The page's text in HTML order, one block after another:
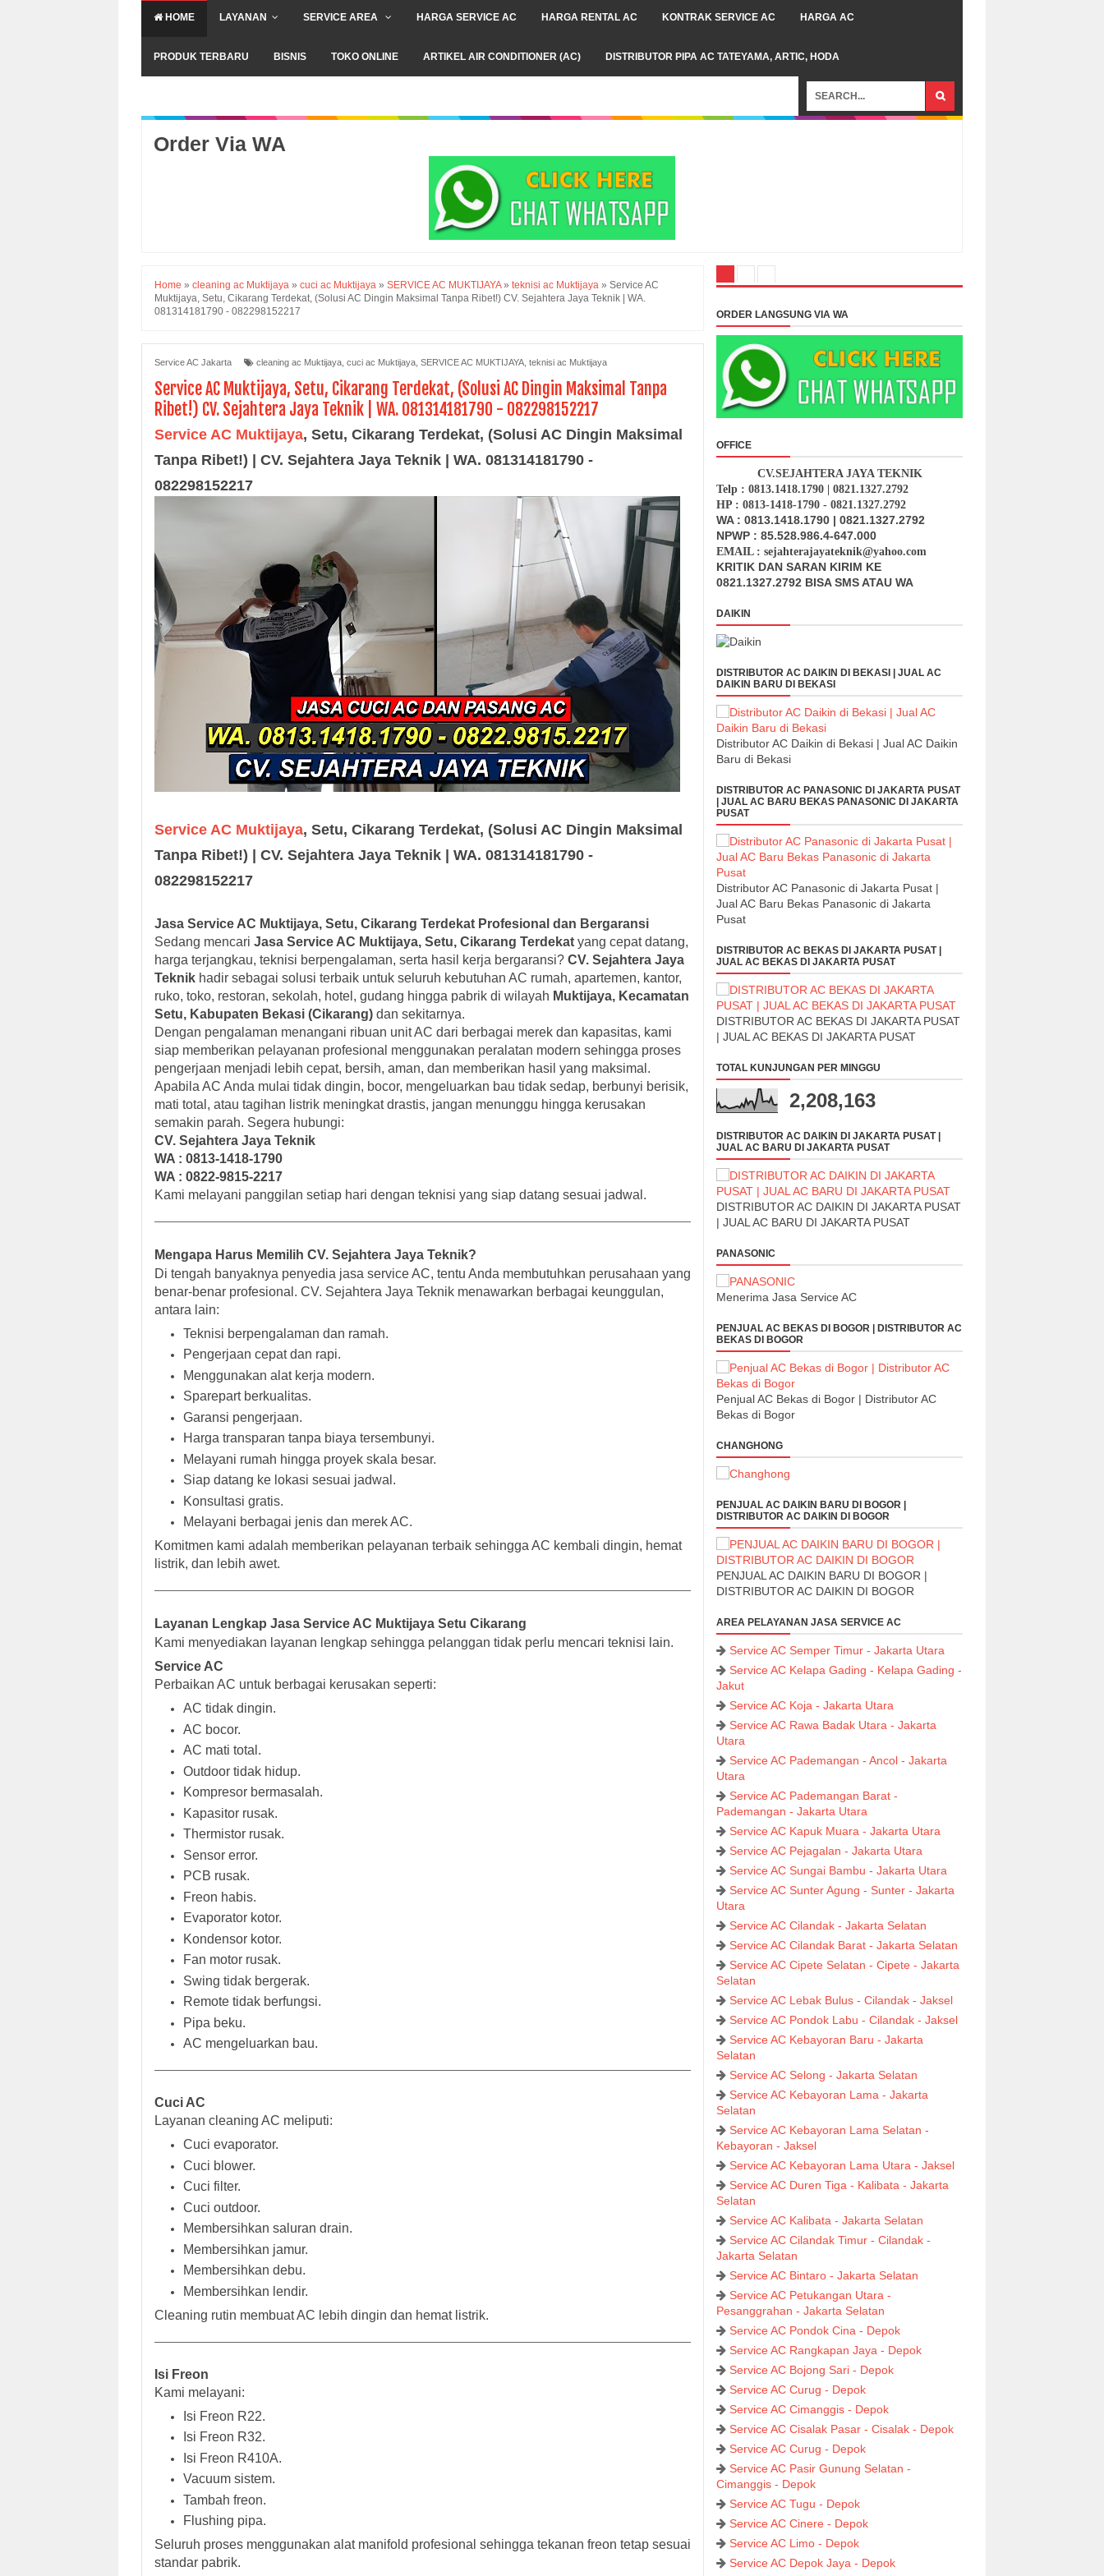
HOME LAYANAN SERVICE AREA HARGA SERVICE AC HARGA RENTAL AC KONTRAK SERVICE AC HARGA AC
PRODUK TERBARU BISNIS TOKO ONLINE ARTIKEL AIR CONDITIONER (AC) DISTRIBUTOR PIPA AC TATEYAMA, ARTIC, HODA
Order Via WA
Home » cleaning ac Muktijaya » cuci ac Muktijaya » SERVICE AC MUKTIJAYA» teknisi ac Muktijaya » Service AC
Muktijaya, Setu, Cikarang Terdekat, (Solusi AC Dingin Maksimal Tanpa Ribet!) CV. Sejahtera Jaya Teknik | WA.
081314181790 - 082298152217
Service AC Jakarta cleaning ac Muktijaya cuci ac Muktijaya SERVICE AC MUKTIJAYA teknisi ac Muktijaya
Service AC Muktijaya, Setu, Cikarang Terdekat, (Solusi AC Dingin Maksimal Tanpa
Ribet!) CV. Sejahtera Jaya Teknik | WA. 081314181790 - 082298152217
Service AC Muktijaya, Setu, Cikarang Terdekat, (Solusi AC Dingin Maksimal
Tanpa Ribet!) | CV. Sejahtera Jaya Teknik | WA. 081314181790 -
082298152217
Service AC Muktijaya, Setu, Cikarang Terdekat, (Solusi AC Dingin Maksimal
Tanpa Ribet!) | CV. Sejahtera Jaya Teknik | WA. 081314181790 -
082298152217
Jasa Service AC Muktijaya, Setu, Cikarang Terdekat Profesional dan Bergaransi
Sedang mencari Jasa Service AC Muktijaya, Setu, Cikarang Terdekat yang cepat datang,
harga terjangkau, teknisi berpengalaman, serta hasil kerja bergaransi? CV. Sejahtera Jaya
Teknik hadir sebagai solusi terbaik untuk seluruh kebutuhan AC rumah, apartemen, kantor,
ruko, toko, restoran, sekolah, hotel, gudang hingga pabrik di wilayah Muktijaya, Kecamatan
Setu, Kabupaten Bekasi (Cikarang) dan sekitarnya.
Dengan pengalaman menangani ribuan unit AC dari berbagai merek dan kapasitas, kami
siap memberikan pelayanan profesional menggunakan peralatan modern sehingga proses
pengerjaan menjadi lebih cepat, bersih, aman, dan memberikan hasil yang maksimal.
Apabila AC Anda mulai tidak dingin, bocor, mengeluarkan bau tidak sedap, berbunyi berisik,
mati total, atau tagihan listrik meningkat drastis, jangan menunggu hingga kerusakan
semakin parah. Segera hubungi:
CV. Sejahtera Jaya Teknik
WA : 0813-1418-1790
WA : 0822-9815-2217
Kami melayani panggilan setiap hari dengan teknisi yang siap datang sesuai jadwal.
Mengapa Harus Memilih CV. Sejahtera Jaya Teknik?
Di tengah banyaknya penyedia jasa service AC, tentu Anda membutuhkan perusahaan yang
benar-benar profesional. CV. Sejahtera Jaya Teknik menawarkan berbagai keunggulan,
antara lain:
Teknisi berpengalaman dan ramah.
Pengerjaan cepat dan rapi.
Menggunakan alat kerja modern.
Sparepart berkualitas.
Garansi pengerjaan.
Harga transparan tanpa biaya tersembunyi.
Melayani rumah hingga proyek skala besar.
Siap datang ke lokasi sesuai jadwal.
Konsultasi gratis.
Melayani berbagai jenis dan merek AC.
Komitmen kami adalah memberikan pelayanan terbaik sehingga AC kembali dingin, hemat
listrik, dan lebih awet.
Layanan Lengkap Jasa Service AC Muktijaya Setu Cikarang
Kami menyediakan layanan lengkap sehingga pelanggan tidak perlu mencari teknisi lain.
Service AC
Perbaikan AC untuk berbagai kerusakan seperti:
AC tidak dingin.
AC bocor.
AC mati total.
Outdoor tidak hidup.
Kompresor bermasalah.
Kapasitor rusak.
Thermistor rusak.
Sensor error.
PCB rusak.
Freon habis.
Evaporator kotor.
Kondensor kotor.
Fan motor rusak.
Swing tidak bergerak.
Remote tidak berfungsi.
Pipa beku.
AC mengeluarkan bau.
Cuci AC
Layanan cleaning AC meliputi:
Cuci evaporator.
Cuci blower.
Cuci filter.
Cuci outdoor.
Membersihkan saluran drain.
Membersihkan jamur.
Membersihkan debu.
Membersihkan lendir.
Cleaning rutin membuat AC lebih dingin dan hemat listrik.
Isi Freon
Kami melayani:
Isi Freon R22.
Isi Freon R32.
Isi Freon R410A.
Vacuum sistem.
Tambah freon.
Flushing pipa.
Seluruh proses menggunakan alat manifold profesional sehingga tekanan freon tetap sesuai
standar pabrik.
ORDER LANGSUNG VIA WA
OFFICE
CV.SEJAHTERA JAYA TEKNIK
Telp : 0813.1418.1790 | 0821.1327.2792
HP : 0813-1418-1790 - 0821.1327.2792
WA : 0813.1418.1790 | 0821.1327.2792
NPWP : 85.528.986.4-647.000
EMAIL : sejahterajayateknik@yahoo.com
KRITIK DAN SARAN KIRIM KE
0821.1327.2792 BISA SMS ATAU WA
DAIKIN
DISTRIBUTOR AC DAIKIN DI BEKASI | JUAL AC
DAIKIN BARU DI BEKASI
Distributor AC Daikin di Bekasi | Jual AC Daikin
Baru di Bekasi
DISTRIBUTOR AC PANASONIC DI JAKARTA PUSAT
| JUAL AC BARU BEKAS PANASONIC DI JAKARTA
PUSAT
Distributor AC Panasonic di Jakarta Pusat |
Jual AC Baru Bekas Panasonic di Jakarta
Pusat
DISTRIBUTOR AC BEKAS DI JAKARTA PUSAT |
JUAL AC BEKAS DI JAKARTA PUSAT
DISTRIBUTOR AC BEKAS DI JAKARTA PUSAT
| JUAL AC BEKAS DI JAKARTA PUSAT
TOTAL KUNJUNGAN PER MINGGU
2,208,163
DISTRIBUTOR AC DAIKIN DI JAKARTA PUSAT |
JUAL AC BARU DI JAKARTA PUSAT
DISTRIBUTOR AC DAIKIN DI JAKARTA PUSAT
| JUAL AC BARU DI JAKARTA PUSAT
PANASONIC
Menerima Jasa Service AC
PENJUAL AC BEKAS DI BOGOR | DISTRIBUTOR AC
BEKAS DI BOGOR
Penjual AC Bekas di Bogor | Distributor AC
Bekas di Bogor
CHANGHONG
PENJUAL AC DAIKIN BARU DI BOGOR |
DISTRIBUTOR AC DAIKIN DI BOGOR
PENJUAL AC DAIKIN BARU DI BOGOR |
DISTRIBUTOR AC DAIKIN DI BOGOR
AREA PELAYANAN JASA SERVICE AC
Service AC Semper Timur - Jakarta Utara
Service AC Kelapa Gading - Kelapa Gading -
Jakut
Service AC Koja - Jakarta Utara
Service AC Rawa Badak Utara - Jakarta
Utara
Service AC Pademangan - Ancol - Jakarta
Utara
Service AC Pademangan Barat -
Pademangan - Jakarta Utara
Service AC Kapuk Muara - Jakarta Utara
Service AC Pejagalan - Jakarta Utara
Service AC Sungai Bambu - Jakarta Utara
Service AC Sunter Agung - Sunter - Jakarta
Utara
Service AC Cilandak - Jakarta Selatan
Service AC Cilandak Barat - Jakarta Selatan
Service AC Cipete Selatan - Cipete - Jakarta
Selatan
Service AC Lebak Bulus - Cilandak - Jaksel
Service AC Pondok Labu - Cilandak - Jaksel
Service AC Kebayoran Baru - Jakarta
Selatan
Service AC Selong - Jakarta Selatan
Service AC Kebayoran Lama - Jakarta
Selatan
Service AC Kebayoran Lama Selatan -
Kebayoran - Jaksel
Service AC Kebayoran Lama Utara - Jaksel
Service AC Duren Tiga - Kalibata - Jakarta
Selatan
Service AC Kalibata - Jakarta Selatan
Service AC Cilandak Timur - Cilandak -
Jakarta Selatan
Service AC Bintaro - Jakarta Selatan
Service AC Petukangan Utara -
Pesanggrahan - Jakarta Selatan
Service AC Pondok Cina - Depok
Service AC Rangkapan Jaya - Depok
Service AC Bojong Sari - Depok
Service AC Curug - Depok
Service AC Cimanggis - Depok
Service AC Cisalak Pasar - Cisalak - Depok
Service AC Curug - Depok
Service AC Pasir Gunung Selatan -
Cimanggis - Depok
Service AC Tugu - Depok
Service AC Cinere - Depok
Service AC Limo - Depok
Service AC Depok Jaya - Depok